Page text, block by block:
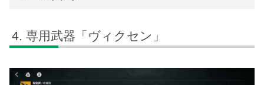
専用武器「ヴィクセン」